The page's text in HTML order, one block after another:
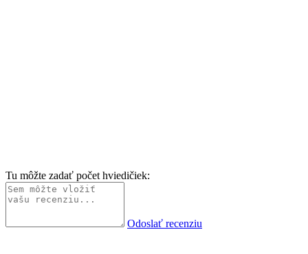
Tu môžte zadať počet hviedičiek:
Odoslať recenziu